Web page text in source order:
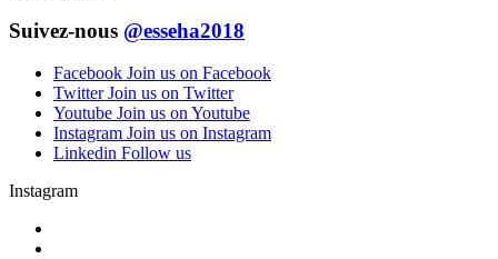
Suivez-nous @esseha2018
Facebook Join us on Facebook
Twitter Join us on Twitter
Youtube Join us on Youtube
Instagram Join us on Instagram
Linkedin Follow us
Instagram